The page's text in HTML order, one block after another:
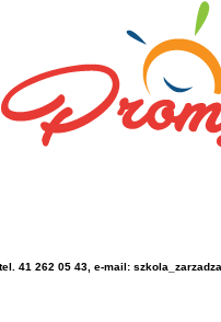
41 262 05 43, e-mail: